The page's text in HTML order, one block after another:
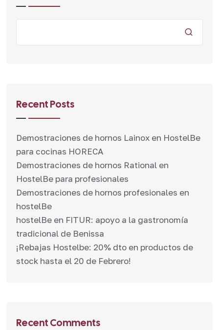
Recent Posts
Demostraciones de hornos Lainox en HostelBe
para cocinas HORECA
Demostraciones de hornos Rational en
HostelBe para profesionales
Demostraciones de hornos profesionales en
hostelBe
hostelBe en FITUR: apoyo a la gastronomía
tradicional de Benissa
¡Rebajas Hostelbe: 20% dto en productos de
stock hasta el 20 de Febrero!
Recent Comments